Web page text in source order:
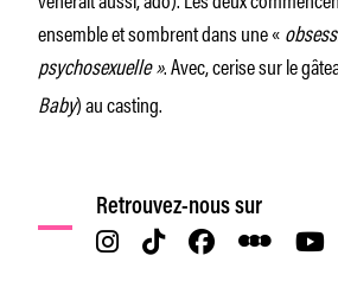
ensemble et sombrent dans une «
psychosexuelle ». Avec, cerise sur le
Baby) au casting.
Retrouvez-nous sur